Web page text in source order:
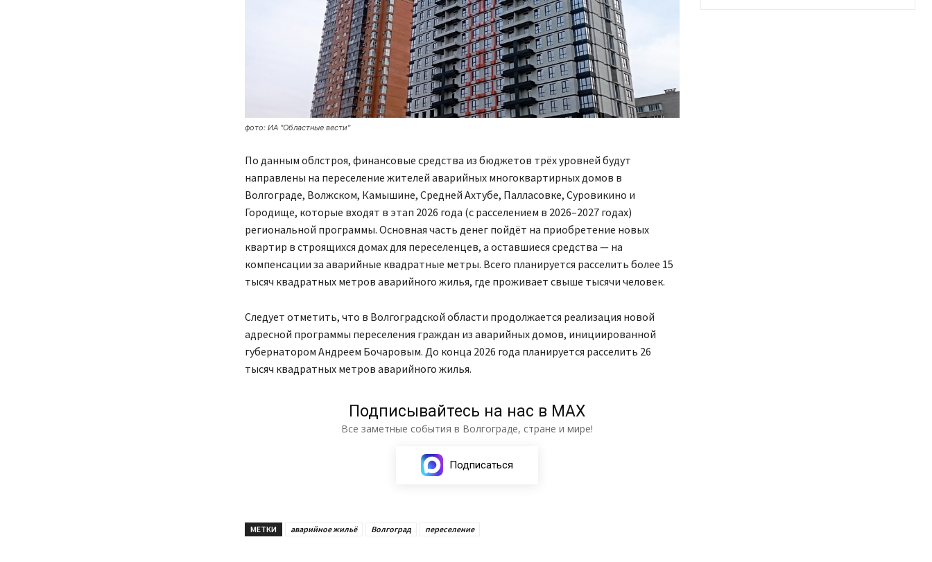
фото: ИА "Областные вести"
По данным облстроя, финансовые средства из бюджетов трёх уровней будут
направлены на переселение жителей аварийных многоквартирных домов в
Волгограде, Волжском, Камышине, Средней Ахтубе, Палласовке, Суровикино и
Городище, которые входят в этап 2026 года (с расселением в 2026–2027 годах)
региональной программы. Основная часть денег пойдёт на приобретение новых
квартир в строящихся домах для переселенцев, а оставшиеся средства — на
компенсации за аварийные квадратные метры. Всего планируется расселить более 15
тысяч квадратных метров аварийного жилья, где проживает свыше тысячи человек.
Следует отметить, что в Волгоградской области продолжается реализация новой
адресной программы переселения граждан из аварийных домов, инициированной
губернатором Андреем Бочаровым. До конца 2026 года планируется расселить 26
тысяч квадратных метров аварийного жилья.
Подписывайтесь на нас в МАХ
Все заметные события в Волгограде, стране и мире!
Подписаться
МЕТКИ аварийное жильё Волгоград переселение